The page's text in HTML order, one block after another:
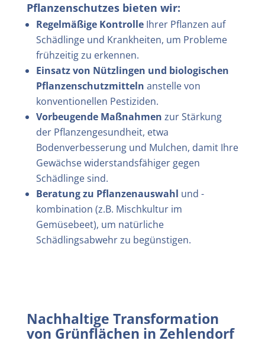
Pflanzenschutzes bieten wir:
Regelmäßige KontrolleIhrer Pflanzen auf
Schädlinge und Krankheiten, um Probleme
frühzeitig zu erkennen.
Einsatz von Nützlingen und biologischen
Pflanzenschutzmitteln anstelle von
konventionellen Pestiziden.
Vorbeugende Maßnahmen zur Stärkung
der Pflanzengesundheit, etwa
Bodenverbesserung und Mulchen, damit Ihre
Gewächse widerstandsfähiger gegen
Schädlinge sind.
Beratung zu Pflanzenauswahl und -
kombination (z.B. Mischkultur im
Gemüsebeet), um natürliche
Schädlingsabwehr zu begünstigen.
Nachhaltige Transformation
von Grünflächen in Zehlendorf